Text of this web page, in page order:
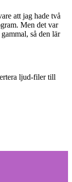
att jag hade två
Men det var
så den lär
ljud-filer till